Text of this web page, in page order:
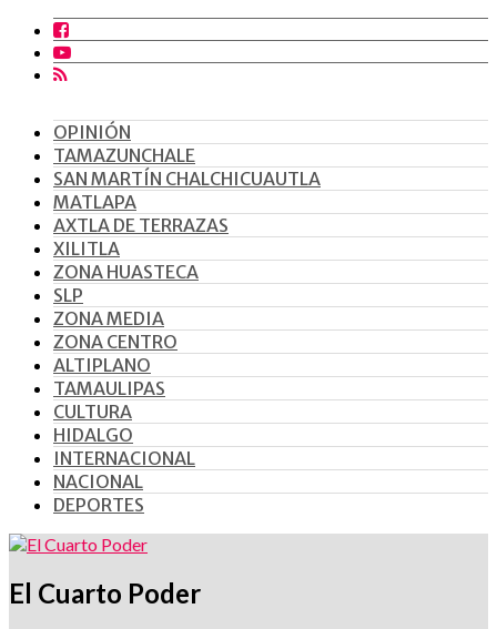
OPINIÓN
TAMAZUNCHALE
SAN MARTÍN CHALCHICUAUTLA
MATLAPA
AXTLA DE TERRAZAS
XILITLA
ZONA HUASTECA
SLP
ZONA MEDIA
ZONA CENTRO
ALTIPLANO
TAMAULIPAS
CULTURA
HIDALGO
INTERNACIONAL
NACIONAL
DEPORTES
El Cuarto Poder